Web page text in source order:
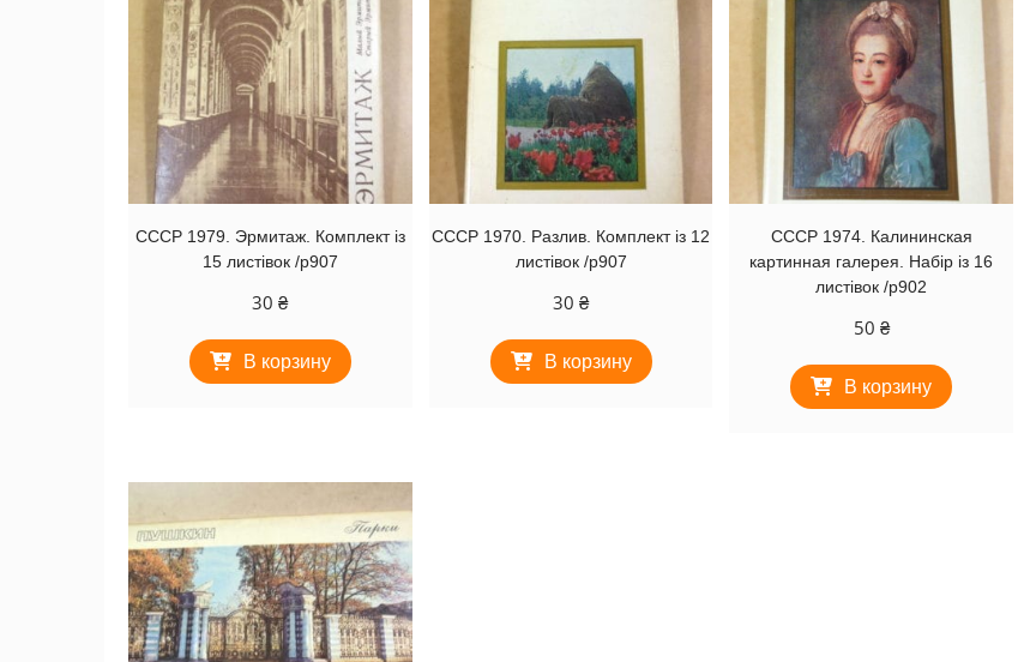
СССР 1979. Эрмитаж. Комплект із
15 листівок /р907
30₴
В корзину
СССР 1970. Разлив. Комплект із 12
листівок /р907
30 ₴
В корзину
СССР 1974. Калининская
картинная галерея. Набір із 16
листівок /р902
50 ₴
В корзину